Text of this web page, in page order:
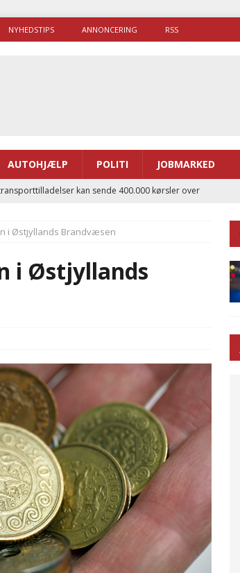
NYHEDSTIPS ANNONCERING RSS
AUTOHJÆLP POLITI JOBMARKED
kan sende 400.000 kørsler over
til Samsø
PRÆHOSPITAL
længere tid på at komme af sted i 2025
i Østjyllands Brandvæsen
i Østjyllands